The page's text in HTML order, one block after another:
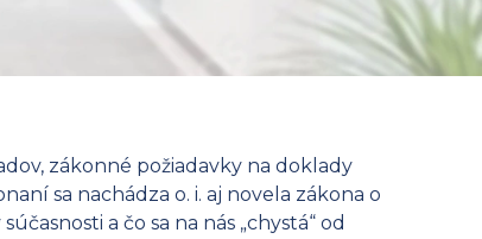
zákonné požiadavky na doklady
sa nachádza o. i. aj novela zákona o
a čo sa na nás „chystá“ od